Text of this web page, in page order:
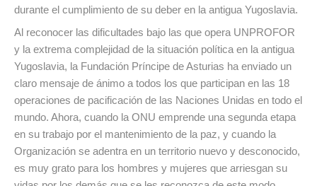
durante el cumplimiento de su deber en la antigua Yugoslavia.
Al reconocer las dificultades bajo las que opera UNPROFOR
y la extrema complejidad de la situación política en la antigua
Yugoslavia, la Fundación Príncipe de Asturias ha enviado un
claro mensaje de ánimo a todos los que participan en las 18
operaciones de pacificación de las Naciones Unidas en todo el
mundo. Ahora, cuando la ONU emprende una segunda etapa
en su trabajo por el mantenimiento de la paz, y cuando la
Organización se adentra en un territorio nuevo y desconocido,
es muy grato para los hombres y mujeres que arriesgan su